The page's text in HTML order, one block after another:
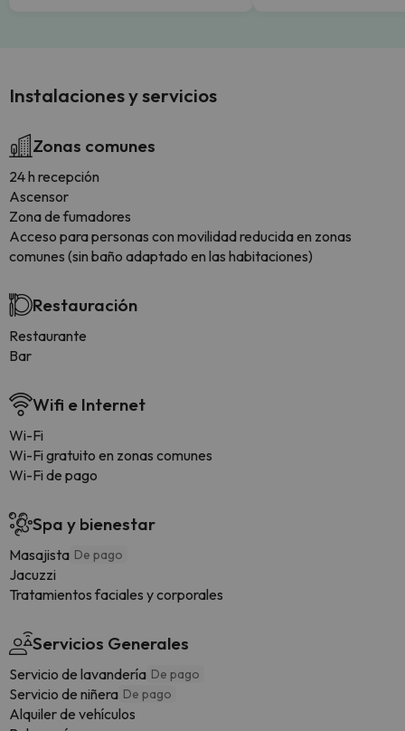
Instalaciones y servicios
Zonas comunes
24 h recepción
Ascensor
Zona de fumadores
Acceso para personas con movilidad reducida en zonas
comunes (sin baño adaptado en las habitaciones)
Restauración
Restaurante
Bar
Wifi e Internet
Wi-Fi
Wi-Fi gratuito en zonas comunes
Wi-Fi de pago
Spa y bienestar
Masajista De pago
Jacuzzi
Tratamientos faciales y corporales
Servicios Generales
Servicio de lavandería De pago
Servicio de niñera De pago
Alquiler de vehículos